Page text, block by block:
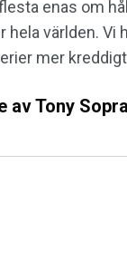
enas om
världen. Vi
mer
av Tony